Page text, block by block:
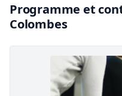
Programme et
Colombes